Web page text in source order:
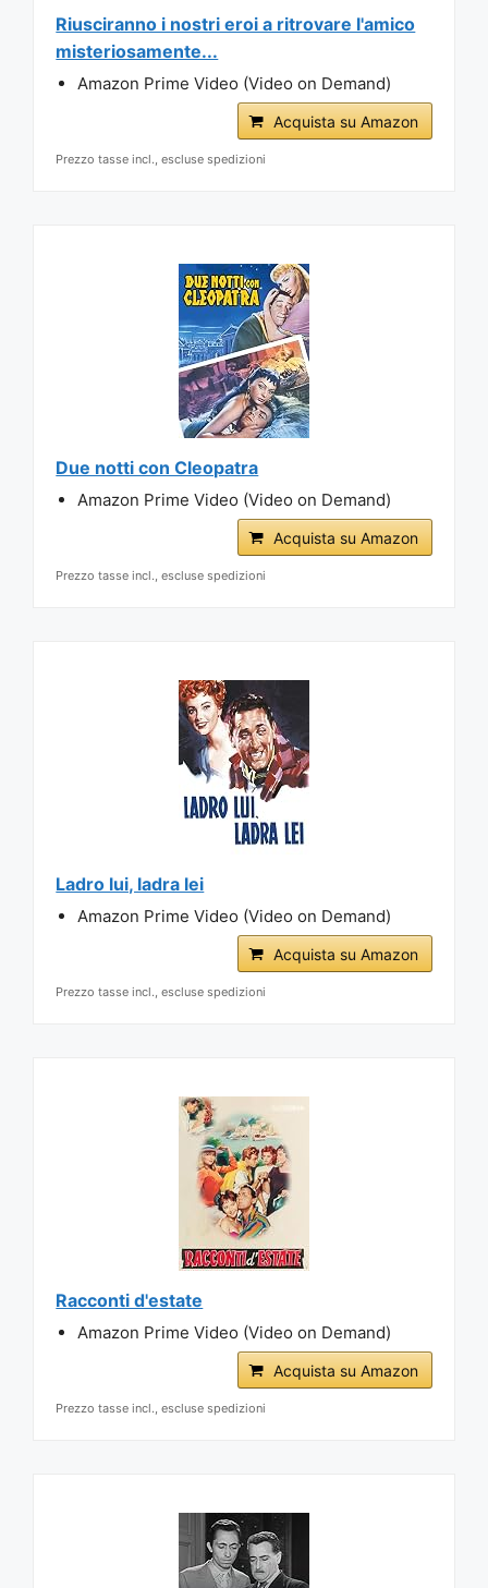
Riusciranno i nostri eroi a ritrovare l'amico
misteriosamente...
Amazon Prime Video (Video on Demand)
Acquista su Amazon
Prezzo tasse incl., escluse spedizioni
Due notti con Cleopatra
Amazon Prime Video (Video on Demand)
Acquista su Amazon
Prezzo tasse incl., escluse spedizioni
Ladro lui, ladra lei
Amazon Prime Video (Video on Demand)
Acquista su Amazon
Prezzo tasse incl., escluse spedizioni
Racconti d'estate
Amazon Prime Video (Video on Demand)
Acquista su Amazon
Prezzo tasse incl., escluse spedizioni